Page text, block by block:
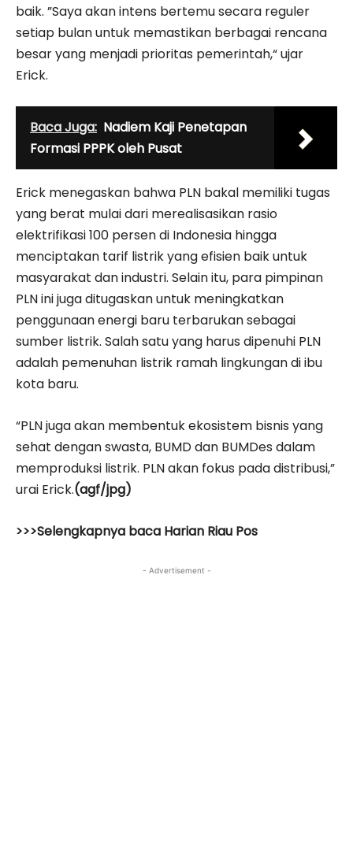
baik. ”Saya akan intens bertemu secara reguler
setiap bulan untuk memastikan berbagai rencana
besar yang menjadi prioritas pemerintah,“ ujar
Erick.
Baca Juga: Nadiem Kaji Penetapan
Formasi PPPK oleh Pusat
Erick menegaskan bahwa PLN bakal memiliki tugas
yang berat mulai dari merealisasikan rasio
elektrifikasi 100 persen di Indonesia hingga
menciptakan tarif listrik yang efisien baik untuk
masyarakat dan industri. Selain itu, para pimpinan
PLN ini juga ditugaskan untuk meningkatkan
penggunaan energi baru terbarukan sebagai
sumber listrik. Salah satu yang harus dipenuhi PLN
adalah pemenuhan listrik ramah lingkungan di ibu
kota baru.
“PLN juga akan membentuk ekosistem bisnis yang
sehat dengan swasta, BUMD dan BUMDes dalam
memproduksi listrik. PLN akan fokus pada distribusi,”
urai Erick.(agf/jpg)
>>>Selengkapnya baca Harian Riau Pos
- Advertisement -